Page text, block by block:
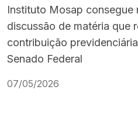
Instituto Mosap consegue
discussão de matéria que
contribuição
Senado Federal
07/05/2026